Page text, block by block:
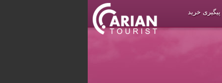
پیگیری خرید